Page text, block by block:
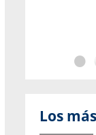
Los más